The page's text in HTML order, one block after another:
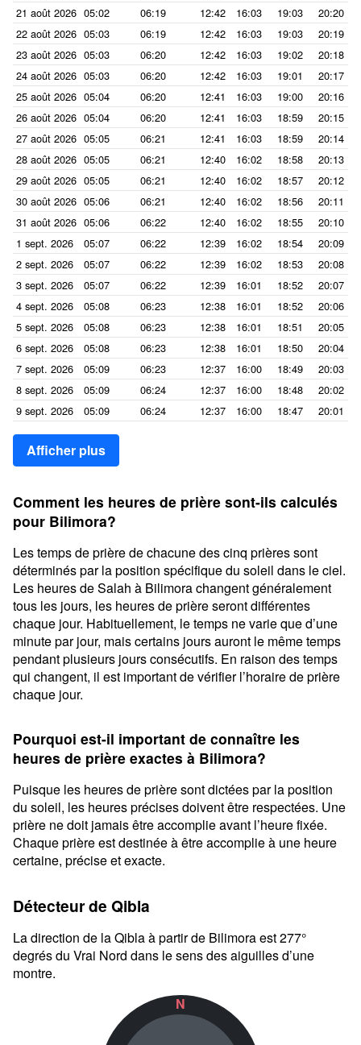
21 août 2026 05:02 06:19 12:42 16:03 19:03
20:20
22 août 2026 05:03 06:19 12:42 16:03 19:03
20:19
23 août 2026 05:03 06:20 12:42 16:03 19:02
20:18
24 août 2026 05:03 06:20 12:42 16:03 19:01
20:17
25 août 2026 05:04 06:20 12:41 16:03 19:00
20:16
26 août 2026 05:04 06:20 12:41 16:03 18:59
20:15
27 août 2026 05:05 06:21 12:41 16:03 18:59
20:14
28 août 2026 05:05 06:21 12:40 16:02 18:58
20:13
29 août 2026 05:05 06:21 12:40 16:02 18:57
20:12
30 août 2026 05:06 06:21 12:40 16:02 18:56
20:11
31 août 2026 05:06 06:22 12:40 16:02 18:55
20:10
1 sept. 2026
05:07 06:22 12:39 16:02 18:54
20:09
2 sept. 2026
05:07 06:22 12:39 16:02 18:53
20:08
3 sept. 2026
05:07 06:22 12:39 16:01 18:52
20:07
4 sept. 2026
05:08 06:23 12:38 16:01 18:52
20:06
5 sept. 2026
05:08 06:23 12:38 16:01 18:51
20:05
6 sept. 2026
05:08 06:23 12:38 16:01 18:50
20:04
7 sept. 2026
05:09 06:23 12:37 16:00 18:49
20:03
8 sept. 2026
05:09 06:24 12:37 16:00 18:48
20:02
9 sept. 2026
05:09 06:24 12:37 16:00 18:47 20:01
Afficher plus
Comment les heures de prière sont-ils calculés
pour Bilimora?
Les temps de prière de chacune des cinq prières sont
déterminés par la position spécifique du soleil dans le ciel.
Les heures de Salah à Bilimora changent généralement
tous les jours, les heures de prière seront différentes
chaque jour. Habituellement, le temps ne varie que d’une
minute par jour, mais certains jours auront le même temps
pendant plusieurs jours consécutifs. En raison des temps
qui changent, il est important de vérifier l’horaire de prière
chaque jour.
Pourquoi est-il important de connaître les
heures de prière exactes à Bilimora?
Puisque les heures de prière sont dictées par la position
du soleil, les heures précises doivent être respectées. Une
prière ne doit jamais être accomplie avant l’heure fixée.
Chaque prière est destinée à être accomplie à une heure
certaine, précise et exacte.
Détecteur de Qibla
La direction de la Qibla à partir de Bilimora est 277°
degrés du Vrai Nord dans le sens des aiguilles d’une
montre.
N